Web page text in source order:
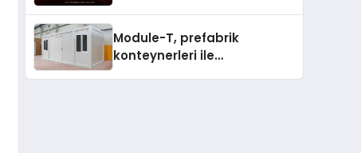
Module-T, prefabrik
konteynerleri ile